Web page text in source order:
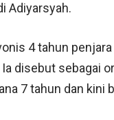
Adiyarsyah.
4 tahun
disebut sebagai
7 tahun dan kini